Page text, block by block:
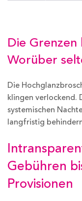
Die
Worüber
Die
klingen verlockend.
systemischen
langfristig
Gebühren
Provisionen